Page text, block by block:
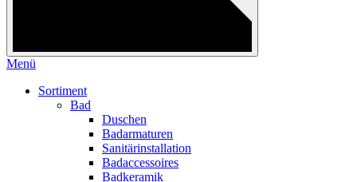
Menü
Sortiment
Bad
Duschen
Badarmaturen
Sanitärinstallation
Badaccessoires
Badkeramik